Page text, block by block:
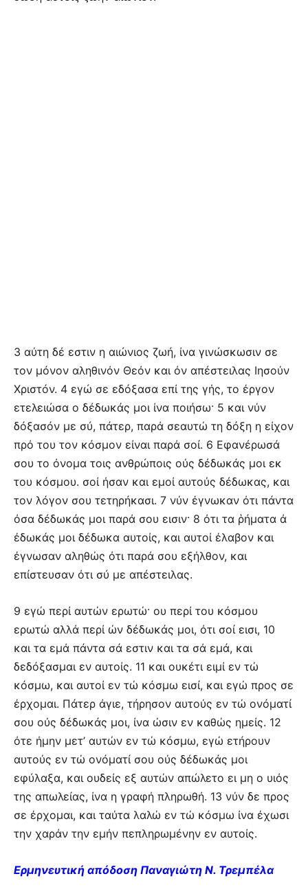
3 αύτη δέ εστιν η αιώνιος ζωή, ίνα γινώσκωσιν σε
τον μόνον αληθινόν Θεόν και όν απέστειλας Ιησούν
Χριστόν. 4 εγώ σε εδόξασα επί της γής, το έργον
ετελειώσα ο δέδωκάς μοι ίνα ποιήσω· 5 και νύν
δόξασόν με σύ, πάτερ, παρά σεαυτώ τη δόξη η είχον
πρό του τον κόσμον είναι παρά σοί. 6 Εφανέρωσά
σου το όνομα τοις ανθρώποις ούς δέδωκάς μοι εκ
του κόσμου. σοί ήσαν και εμοί αυτούς δέδωκας, και
τον λόγον σου τετηρήκασι. 7 νύν έγνωκαν ότι πάντα
όσα δέδωκάς μοι παρά σου εισιν· 8 ότι τα ῥήματα ά
έδωκάς μοι δέδωκα αυτοίς, και αυτοί έλαβον και
έγνωσαν αληθώς ότι παρά σου εξήλθον, και
επίστευσαν ότι σύ με απέστειλας.
9 εγώ περί αυτών ερωτώ· ου περί του κόσμου
ερωτώ αλλά περί ών δέδωκάς μοι, ότι σοί εισι, 10
και τα εμά πάντα σά εστιν και τα σά εμά, και
δεδόξασμαι εν αυτοίς. 11 και ουκέτι ειμί εν τώ
κόσμω, και αυτοί εν τώ κόσμω εισί, και εγώ προς σε
έρχομαι. Πάτερ άγιε, τήρησον αυτούς εν τώ ονόματί
σου ούς δέδωκάς μοι, ίνα ώσιν εν καθώς ημείς. 12
ότε ήμην μετ’ αυτών εν τώ κόσμω, εγώ ετήρουν
αυτούς εν τώ ονόματί σου ούς δέδωκάς μοι
εφύλαξα, και ουδείς εξ αυτών απώλετο ει μη ο υιός
της απωλείας, ίνα η γραφή πληρωθή. 13 νύν δε προς
σε έρχομαι, και ταύτα λαλώ εν τώ κόσμω ίνα έχωσι
την χαράν την εμήν πεπληρωμένην εν αυτοίς.
Ερμηνευτική απόδοση Παναγιώτη Ν. Τρεμπέλα